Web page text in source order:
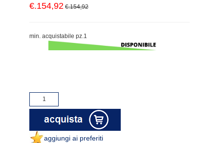
€.154,92 €.154,92
min. acquistabile pz.1
aggiungi ai preferiti